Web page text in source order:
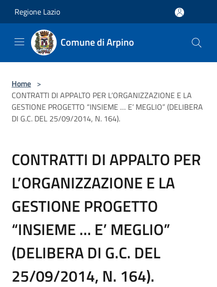
Regione Lazio
Comune di Arpino
Home >
CONTRATTI DI APPALTO PER L’ORGANIZZAZIONE E LA
GESTIONE PROGETTO “INSIEME … E’ MEGLIO” (DELIBERA
DI G.C. DEL 25/09/2014, N. 164).
CONTRATTI DI APPALTO PER
L’ORGANIZZAZIONE E LA
GESTIONE PROGETTO
“INSIEME … E’ MEGLIO”
(DELIBERA DI G.C. DEL
25/09/2014, N. 164).